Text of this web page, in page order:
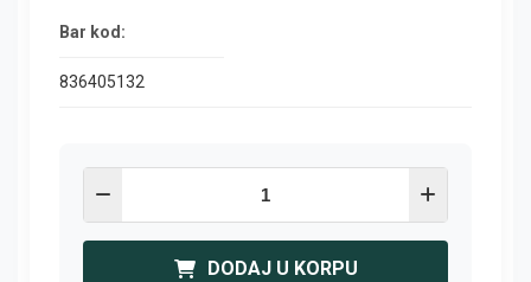
Bar kod:
836405132
DODAJ U KORPU